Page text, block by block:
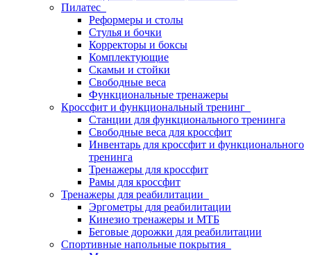
Пилатес
Реформеры и столы
Стулья и бочки
Корректоры и боксы
Комплектующие
Скамьи и стойки
Свободные веса
Функциональные тренажеры
Кроссфит и функциональный тренинг
Станции для функционального тренинга
Свободные веса для кроссфит
Инвентарь для кроссфит и функционального
тренинга
Тренажеры для кроссфит
Рамы для кроссфит
Тренажеры для реабилитации
Эргометры для реабилитации
Кинезио тренажеры и МТБ
Беговые дорожки для реабилитации
Спортивные напольные покрытия